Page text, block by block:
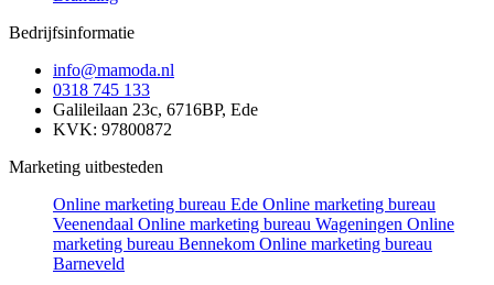
Bedrijfsinformatie
info@mamoda.nl
0318 745 133
Galileilaan 23c, 6716BP, Ede
KVK: 97800872
Marketing uitbesteden
Online marketing bureau Ede Online marketing bureau
Veenendaal Online marketing bureau Wageningen Online
marketing bureau Bennekom Online marketing bureau
Barneveld